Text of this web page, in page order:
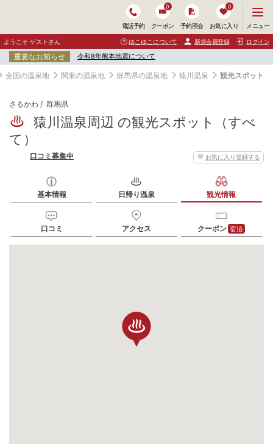
電話予約 クーポン
0
予約照会 お気に入り
0
ニ
ュ
ー
開
く
メニュー
ようこそ ゲストさん ゆこゆこについて 新規会員登録 ログイン
重要なお知らせ 令和8年熊本地震について
全国の温泉地 関東の温泉地 群馬県の温泉地 猿川温泉 観光スポット
さるかわ 群馬県
猿川温泉周辺 の観光スポット（すべ
て）
お気に入り登録する
口コミ募集中
基本情報 日帰り温泉 観光情報
口コミ アクセス クーポン 宿泊